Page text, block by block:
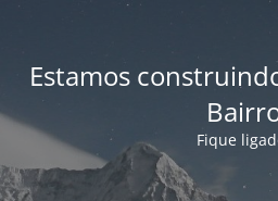
Estamos
Fique